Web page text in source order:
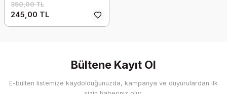
350,00 TL
245,00 TL
Bültene Kayıt Ol
E-bülten listemize kaydolduğunuzda, kampanya ve duyurulardan ilk